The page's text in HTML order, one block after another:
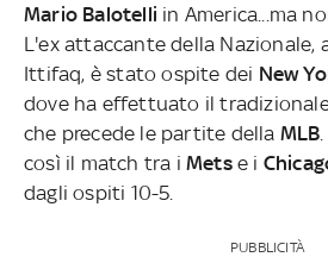
Mario Balotelli in America...ma
L'ex attaccante della Nazionale,
Ittifaq, è stato ospite dei New
dove ha effettuato il
che precede le partite della MLB
così il match tra i Mets e i
dagli ospiti 10-5.
PUBBLICITÀ